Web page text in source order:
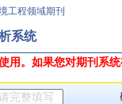
工程领域期刊
系统
。 如果您对期刊系